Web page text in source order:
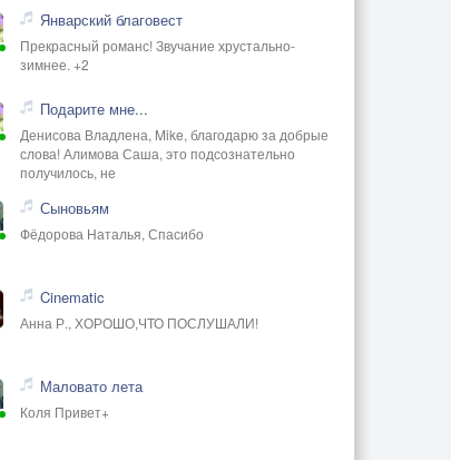
Январский благовест
Прекрасный романс! Звучание хрустально-
зимнее. +2
Подарите мне...
Денисова Владлена, Mike, благодарю за добрые
слова! Алимова Саша, это подсознательно
получилось, не
Сыновьям
Фёдорова Наталья, Спасибо
Cinematic
Анна Р., ХОРОШО,ЧТО ПОСЛУШАЛИ!
Маловато лета
Коля Привет+